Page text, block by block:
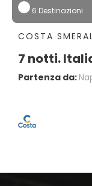
6 Destinazioni
COSTA
7 notti.
Partenza da: